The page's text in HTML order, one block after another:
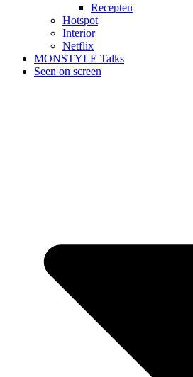
Recepten
Hotspot
Interior
Netflix
MONSTYLE Talks
Seen on screen